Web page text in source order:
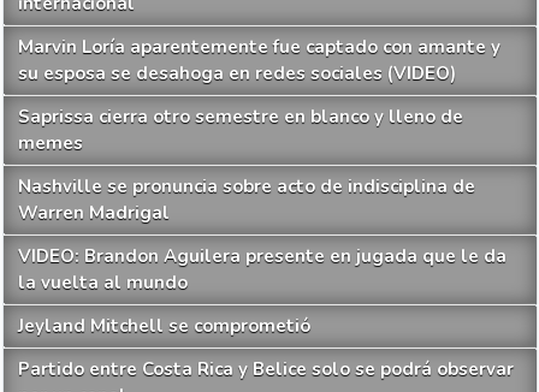
Marvin Loría aparentemente fue captado con amante y
su esposa se desahoga en redes sociales (VIDEO)
Saprissa cierra otro semestre en blanco y lleno de
memes
Nashville se pronuncia sobre acto de indisciplina de
Warren Madrigal
VIDEO: Brandon Aguilera presente en jugada que le da
la vuelta al mundo
Jeyland Mitchell se comprometió
Partido entre Costa Rica y Belice solo se podrá observar